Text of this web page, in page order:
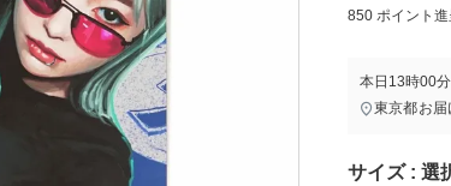
850 ポイント進
本日 13時00分
東京都お届
サイズ 選